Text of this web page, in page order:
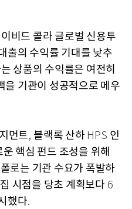
비드 콜라 글로벌 신용투
출의 수익률 기대를 낮추
상품의 수익률은 여전히
을 기관이 성공적으로 메우
먼트, 블랙록 산하 HPS 인
핵심 펀드 조성을 위해
로는 기관 수요가 폭발하
시점을 당초 계획보다 6
했다.